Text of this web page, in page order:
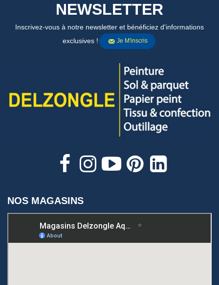
NEWSLETTER
Inscrivez-vous à notre newsletter et bénéficiez d'informations
exclusives !
Je M'inscris
NOS MAGASINS